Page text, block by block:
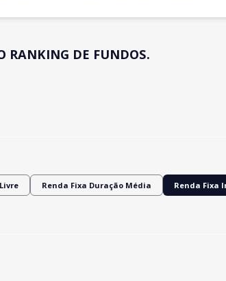
RANKING DE FUNDOS.
Renda Fixa Duração Média Renda Fixa